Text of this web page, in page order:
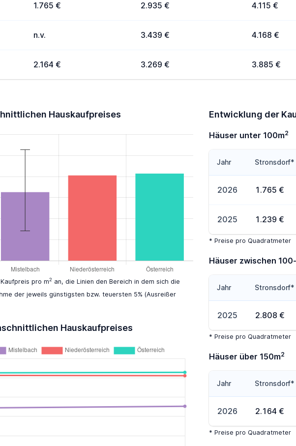
1.765 € 2.935 € 4.115 €
n.v. 3.439 € 4.168 €
2.164 € 3.269 € 3.885 €
Hauskaufpreises
pro m2 an, die Linien den Bereich in dem sich die
der jeweils günstigsten bzw. teuersten 5% (Ausreißer
Hauskaufpreises
Entwicklung der
Häuser unter 100m2
Jahr Stronsdorf*
2026 1.765 €
2025 1.239 €
* Preise pro Quadratmeter
Häuser zwischen
Jahr Stronsdorf*
2025 2.808 €
* Preise pro Quadratmeter
Häuser über 150m2
Jahr Stronsdorf*
2026 2.164 €
* Preise pro Quadratmeter